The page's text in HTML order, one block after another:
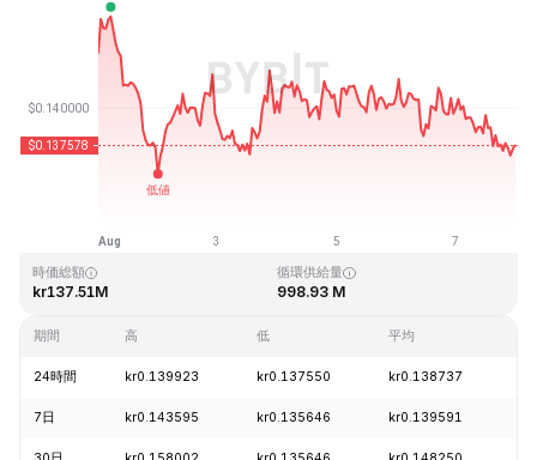
最終更新日時：2026-08-07、23:57 GMT+0
kr0.001555
時価総額
kr137.51M
循環供給量
998.93 M
期間 高 低 平均
24時間 kr0.139923 kr0.137550 kr0.138737
7日 kr0.143595 kr0.135646 kr0.139591